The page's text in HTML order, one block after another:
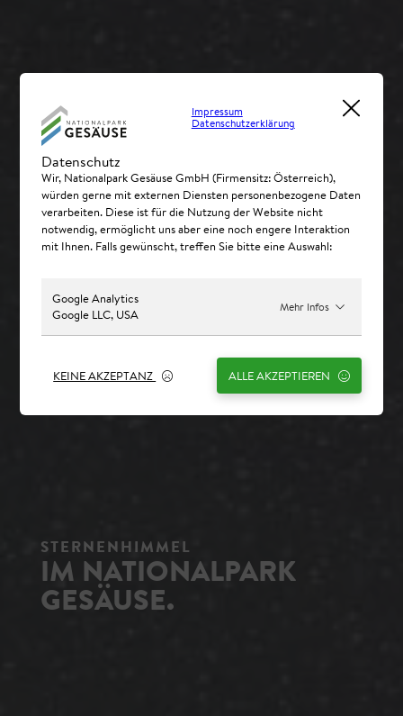
STERNENHIMMEL
IM NATIONALPARK
GESÄUSE.
Datenschutz
Impressum
Datenschutzerklärung
Wir, Nationalpark Gesäuse GmbH (Firmensitz: Österreich),
würden gerne mit externen Diensten personenbezogene Daten
verarbeiten. Diese ist für die Nutzung der Website nicht
notwendig, ermöglicht uns aber eine noch engere Interaktion
mit Ihnen. Falls gewünscht, treffen Sie bitte eine Auswahl:
Google Analytics
Google LLC, USA
Mehr Infos
KEINE AKZEPTANZ ALLE AKZEPTIEREN